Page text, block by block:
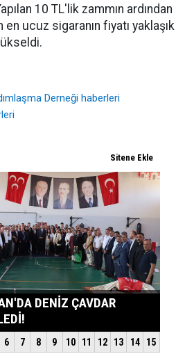
10 TL'lik zammın ardından
ucuz sigaranın fiyatı yaklaşık
Derneği haberleri